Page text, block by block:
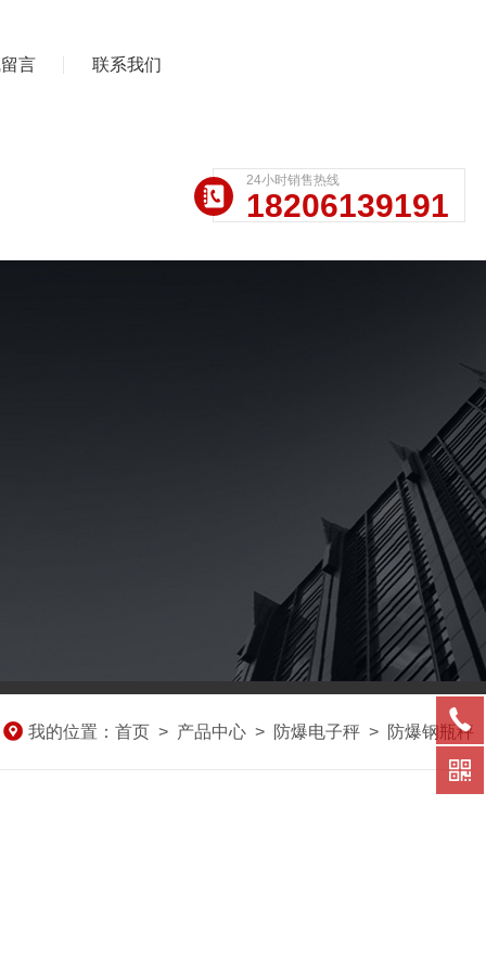
言 联系我们
24小时销售热线
18206139191
我的位置： 首页 > 产品中心 > 防爆电子秤 > 防爆钢瓶秤